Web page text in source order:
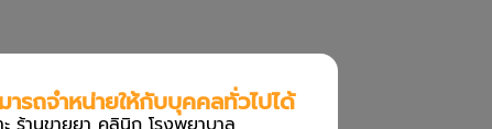
รถจำหน่ายให้กับบุคคลทั่วไปได้